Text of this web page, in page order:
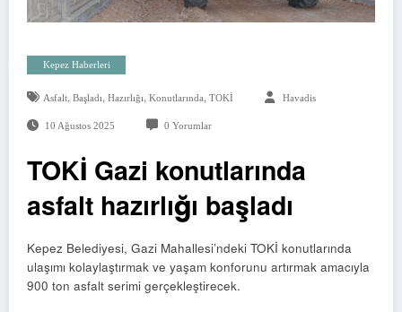
Kepez Haberleri
Asfalt, Başladı, Hazırlığı, Konutlarında, TOKİ Havadis
10 Ağustos 2025 0 Yorumlar
TOKİ Gazi konutlarında
asfalt hazırlığı başladı
Kepez Belediyesi, Gazi Mahallesi’ndeki TOKİ konutlarında
ulaşımı kolaylaştırmak ve yaşam konforunu artırmak amacıyla
900 ton asfalt serimi gerçekleştirecek.